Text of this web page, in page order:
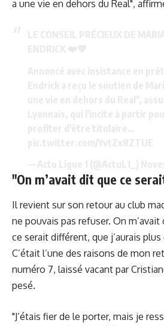
a une vie en dehors du Real",
"On m’avait dit que ce
Il revient sur son retour au club
ne pouvais pas refuser. On
ce serait différent, que j’aurais
C’était l’une des raisons de mon
numéro 7, laissé vacant par
pesé.
"J’étais fier de le porter, mais je